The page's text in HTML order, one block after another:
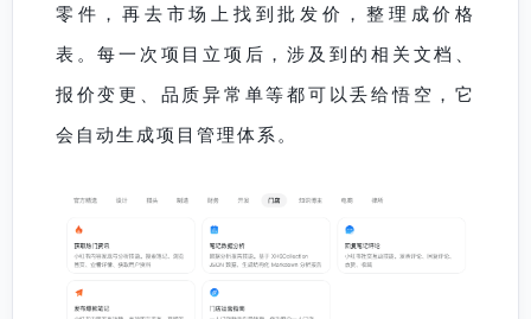
零件，再去市场上找到批发价，整理成价格
表。每一次项目立项后，涉及到的相关文档、
报价变更、品质异常单等都可以丢给悟空，它
会自动生成项目管理体系。